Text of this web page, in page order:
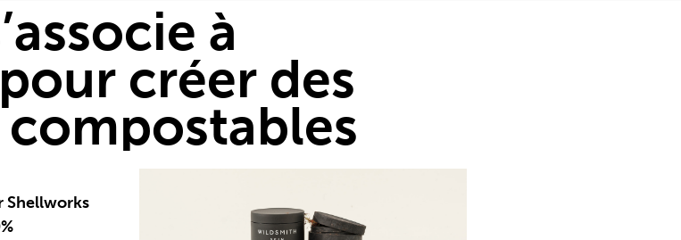
à
créer des
Shellworks